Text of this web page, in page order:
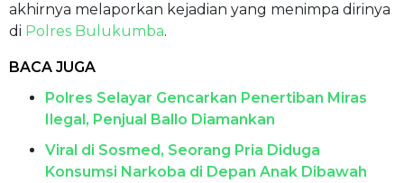
akhirnya melaporkan kejadian yang menimpa dirinya
di Polres Bulukumba.
BACA JUGA
Polres Selayar Gencarkan Penertiban Miras
Ilegal, Penjual Ballo Diamankan
Viral di Sosmed, Seorang Pria Diduga
Konsumsi Narkoba di Depan Anak Dibawah